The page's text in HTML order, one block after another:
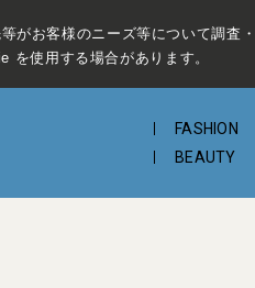
がお客様のニーズ等について調査
を使用する場合があります。
FASHION
BEAUTY